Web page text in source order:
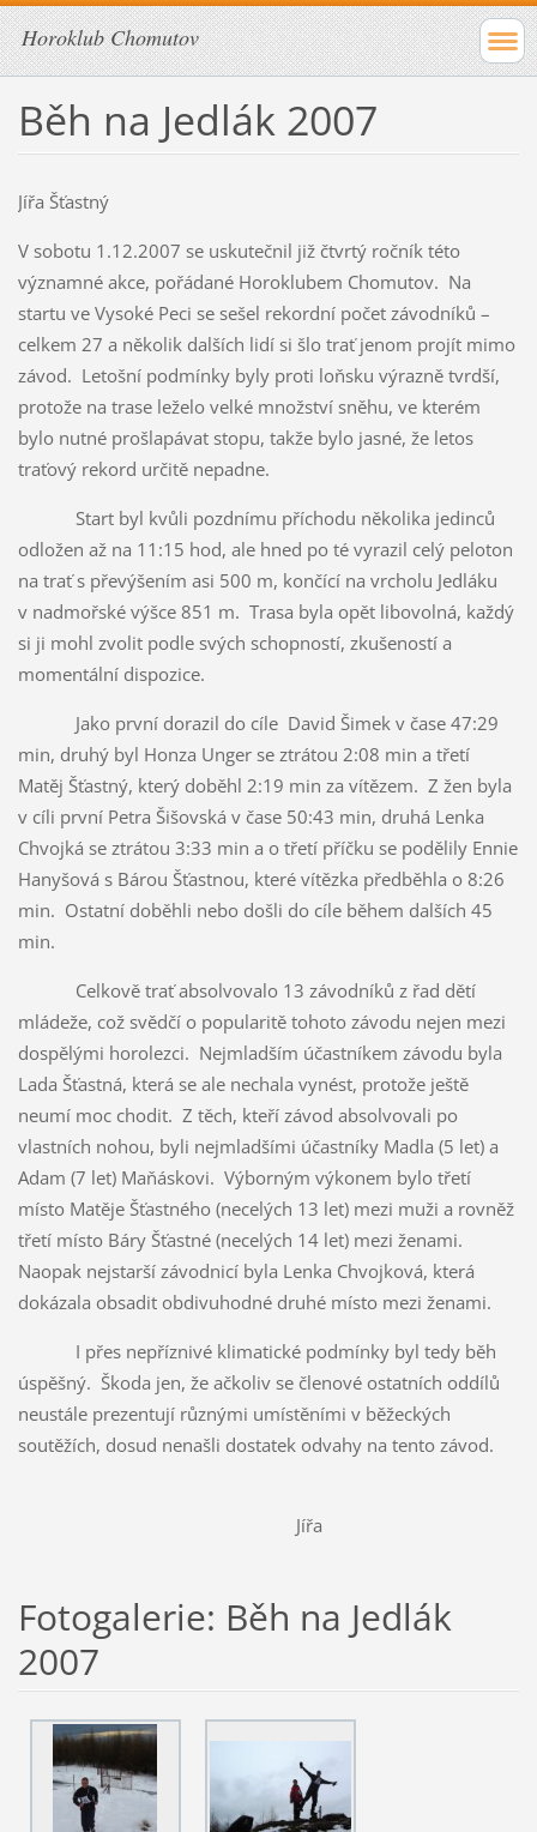
Horoklub Chomutov
Běh na Jedlák 2007
Jířa Šťastný
V sobotu 1.12.2007 se uskutečnil již čtvrtý ročník této
významné akce, pořádané Horoklubem Chomutov. Na
startu ve Vysoké Peci se sešel rekordní počet závodníků –
celkem 27 a několik dalších lidí si šlo trať jenom projít mimo
závod. Letošní podmínky byly proti loňsku výrazně tvrdší,
protože na trase leželo velké množství sněhu, ve kterém
bylo nutné prošlapávat stopu, takže bylo jasné, že letos
traťový rekord určitě nepadne.
Start byl kvůli pozdnímu příchodu několika jedinců
odložen až na 11:15 hod, ale hned po té vyrazil celý peloton
na trať s převýšením asi 500 m, končící na vrcholu Jedláku
v nadmořské výšce 851 m. Trasa byla opět libovolná, každý
si ji mohl zvolit podle svých schopností, zkušeností a
momentální dispozice.
Jako první dorazil do cíle David Šimek v čase 47:29
min, druhý byl Honza Unger se ztrátou 2:08 min a třetí
Matěj Šťastný, který doběhl 2:19 min za vítězem. Z žen byla
v cíli první Petra Šišovská v čase 50:43 min, druhá Lenka
Chvojká se ztrátou 3:33 min a o třetí příčku se podělily Ennie
Hanyšová s Bárou Šťastnou, které vítězka předběhla o 8:26
min. Ostatní doběhli nebo došli do cíle během dalších 45
min.
Celkově trať absolvovalo 13 závodníků z řad dětí
mládeže, což svědčí o popularitě tohoto závodu nejen mezi
dospělými horolezci. Nejmladším účastníkem závodu byla
Lada Šťastná, která se ale nechala vynést, protože ještě
neumí moc chodit. Z těch, kteří závod absolvovali po
vlastních nohou, byli nejmladšími účastníky Madla (5 let) a
Adam (7 let) Maňáskovi. Výborným výkonem bylo třetí
místo Matěje Šťastného (necelých 13 let) mezi muži a rovněž
třetí místo Báry Šťastné (necelých 14 let) mezi ženami.
Naopak nejstarší závodnicí byla Lenka Chvojková, která
dokázala obsadit obdivuhodné druhé místo mezi ženami.
I přes nepříznivé klimatické podmínky byl tedy běh
úspěšný. Škoda jen, že ačkoliv se členové ostatních oddílů
neustále prezentují různými umístěními v běžeckých
soutěžích, dosud nenašli dostatek odvahy na tento závod.
Jířa
Fotogalerie: Běh na Jedlák
2007